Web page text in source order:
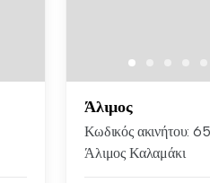
Άλιμος
Κωδικός ακινήτου:
Άλιμος Καλαμάκι